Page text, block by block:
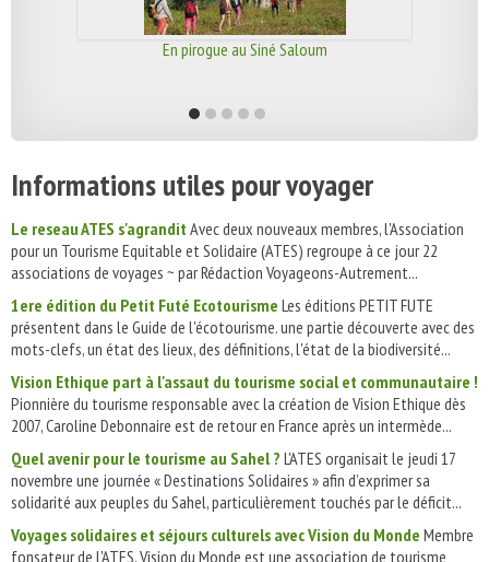
En pirogue au Siné Saloum
Informations utiles pour voyager
Le reseau ATES s'agrandit Avec deux nouveaux membres, l'Association
pour un Tourisme Equitable et Solidaire (ATES) regroupe à ce jour 22
associations de voyages ~ par Rédaction Voyageons-Autrement...
1ere édition du Petit Futé Ecotourisme Les éditions PETIT FUTE
présentent dans le Guide de l'écotourisme. une partie découverte avec des
mots-clefs, un état des lieux, des définitions, l'état de la biodiversité...
Vision Ethique part à l'assaut du tourisme social et communautaire !
Pionnière du tourisme responsable avec la création de Vision Ethique dès
2007, Caroline Debonnaire est de retour en France après un intermède...
Quel avenir pour le tourisme au Sahel ? L'ATES organisait le jeudi 17
novembre une journée « Destinations Solidaires » afin d’exprimer sa
solidarité aux peuples du Sahel, particulièrement touchés par le déficit...
Voyages solidaires et séjours culturels avec Vision du Monde Membre
fonsateur de l'ATES, Vision du Monde est une association de tourisme